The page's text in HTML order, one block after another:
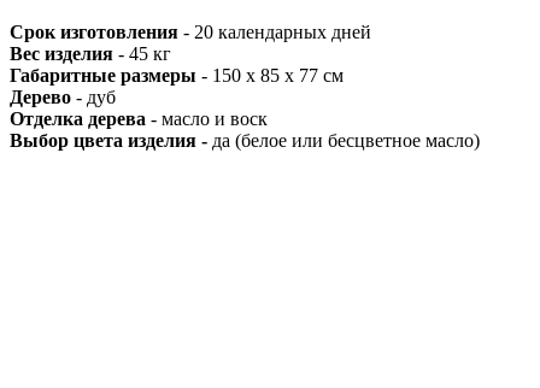
Срок изготовления - 20 календарных дней
Вес изделия - 45 кг
Габаритные размеры - 150 x 85 x 77 см
Дерево - дуб
Отделка дерева - масло и воск
Выбор цвета изделия - да (белое или бесцветное масло)